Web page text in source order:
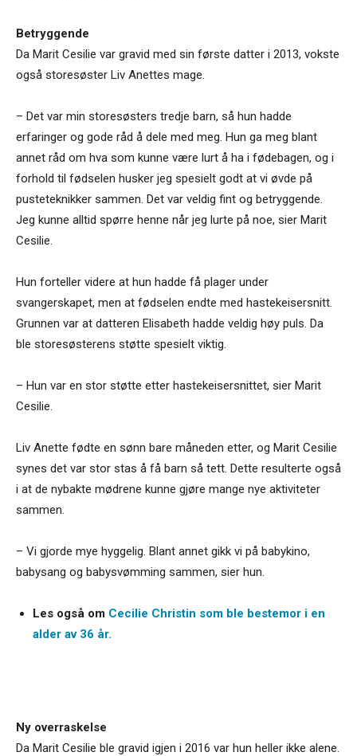
Betryggende
Da Marit Cesilie var gravid med sin første datter i 2013, vokste
også storesøster Liv Anettes mage.
– Det var min storesøsters tredje barn, så hun hadde
erfaringer og gode råd å dele med meg. Hun ga meg blant
annet råd om hva som kunne være lurt å ha i fødebagen, og i
forhold til fødselen husker jeg spesielt godt at vi øvde på
pusteteknikker sammen. Det var veldig fint og betryggende.
Jeg kunne alltid spørre henne når jeg lurte på noe, sier Marit
Cesilie.
Hun forteller videre at hun hadde få plager under
svangerskapet, men at fødselen endte med hastekeisersnitt.
Grunnen var at datteren Elisabeth hadde veldig høy puls. Da
ble storesøsterens støtte spesielt viktig.
– Hun var en stor støtte etter hastekeisersnittet, sier Marit
Cesilie.
Liv Anette fødte en sønn bare måneden etter, og Marit Cesilie
synes det var stor stas å få barn så tett. Dette resulterte også
i at de nybakte mødrene kunne gjøre mange nye aktiviteter
sammen.
– Vi gjorde mye hyggelig. Blant annet gikk vi på babykino,
babysang og babysvømming sammen, sier hun.
Les også om Cecilie Christin som ble bestemor i en
alder av 36 år.
Ny overraskelse
Da Marit Cesilie ble gravid igjen i 2016 var hun heller ikke alene.